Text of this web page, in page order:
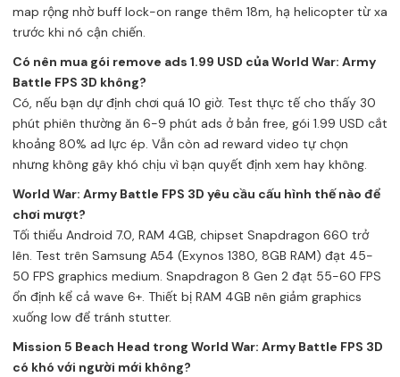
map rộng nhờ buff lock-on range thêm 18m, hạ helicopter từ xa
trước khi nó cận chiến.
Có nên mua gói remove ads 1.99 USD của World War: Army
Battle FPS 3D không?
Có, nếu bạn dự định chơi quá 10 giờ. Test thực tế cho thấy 30
phút phiên thường ăn 6-9 phút ads ở bản free, gói 1.99 USD cắt
khoảng 80% ad lực ép. Vẫn còn ad reward video tự chọn
nhưng không gây khó chịu vì bạn quyết định xem hay không.
World War: Army Battle FPS 3D yêu cầu cấu hình thế nào để
chơi mượt?
Tối thiểu Android 7.0, RAM 4GB, chipset Snapdragon 660 trở
lên. Test trên Samsung A54 (Exynos 1380, 8GB RAM) đạt 45-
50 FPS graphics medium. Snapdragon 8 Gen 2 đạt 55-60 FPS
ổn định kể cả wave 6+. Thiết bị RAM 4GB nên giảm graphics
xuống low để tránh stutter.
Mission 5 Beach Head trong World War: Army Battle FPS 3D
có khó với người mới không?